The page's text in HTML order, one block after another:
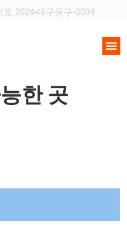
2024-대구동구-0034
한 곳